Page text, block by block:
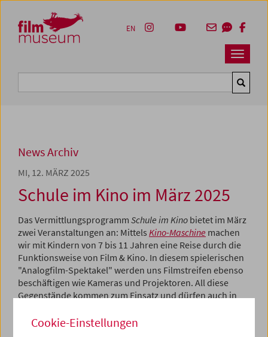
Zum Inhalt
Zum Hauptmenü
Zur Servicenavigation
Zum Suche
Navbar
EN
News Archiv
MI, 12. MÄRZ 2025
Schule im Kino im März 2025
Das Vermittlungsprogramm Schule im Kino bietet im März
zwei Veranstaltungen an: Mittels Kino-Maschine machen
wir mit Kindern von 7 bis 11 Jahren eine Reise durch die
Funktionsweise von Film & Kino. In diesem spielerischen
"Analogfilm-Spektakel" werden uns Filmstreifen ebenso
beschäftigen wie Kameras und Projektoren. All diese
Gegenstände kommen zum Einsatz und dürfen auch in
Für Klassen der Sek I gibt es die Möglichkeit, einen
Cookie-Einstellungen